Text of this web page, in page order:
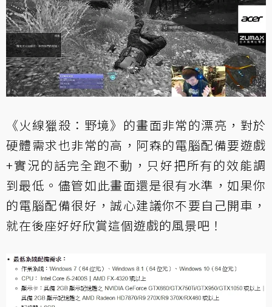
《火線獵殺：野境》的畫面非常的漂亮，對於
硬體需求也非常的高，阿森的電腦配備要遊戲
+實況的話完全跑不動，只好把所有的效能調
到最低。儘管如此畫面還是很有水準，如果你
的電腦配備很好，誠心建議你不要自己開車，
就在後座好好欣賞這個遊戲的風景吧！